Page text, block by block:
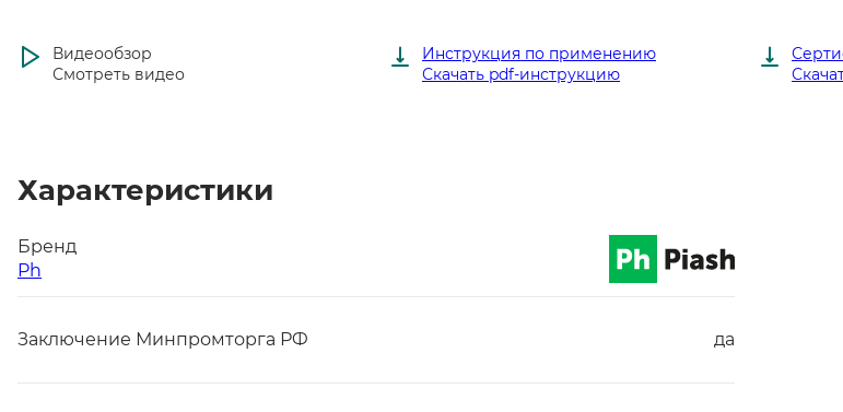
Видеообзор
Смотреть видео
Инструкция по применению
Скачать pdf-инструкцию
Характеристики
Бренд
Ph
Заключение Минпромторга РФ да